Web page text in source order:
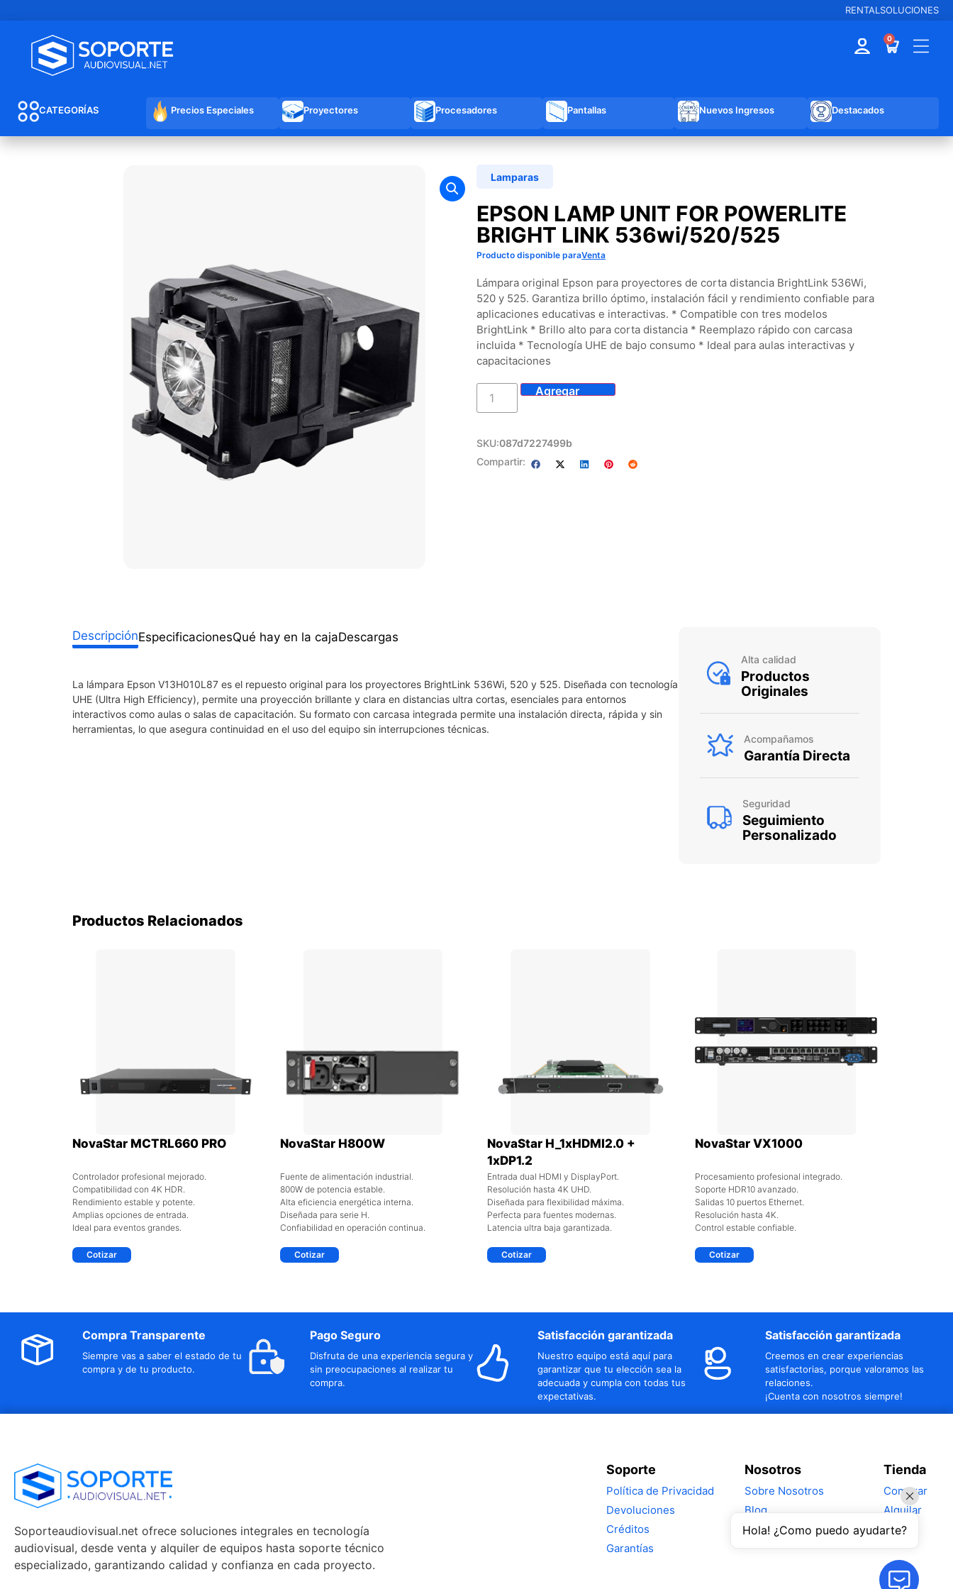
RENTAL SOLUCIONES
0
CATEGORÍAS Precios Especiales Proyectores Procesadores Pantallas Nuevos Ingresos Destacados
Lamparas
EPSON LAMP UNIT FOR POWERLITE
BRIGHT LINK 536wi/520/525
Producto disponible paraVenta
Lámpara original Epson para proyectores de corta distancia BrightLink 536Wi,
520 y 525. Garantiza brillo óptimo, instalación fácil y rendimiento confiable para
aplicaciones educativas e interactivas. * Compatible con tres modelos
BrightLink * Brillo alto para corta distancia * Reemplazo rápido con carcasa
incluida * Tecnología UHE de bajo consumo * Ideal para aulas interactivas y
capacitaciones
SKU:087d7227499b
Compartir:
DescripciónEspecificacionesQué hay en la cajaDescargas
La lámpara Epson V13H010L87 es el repuesto original para los proyectores BrightLink 536Wi, 520 y 525. Diseñada con tecnología
UHE (Ultra High Efficiency), permite una proyección brillante y clara en distancias ultra cortas, esenciales para entornos
interactivos como aulas o salas de capacitación. Su formato con carcasa integrada permite una instalación directa, rápida y sin
herramientas, lo que asegura continuidad en el uso del equipo sin interrupciones técnicas.
Alta calidad
Productos
Originales
Acompañamos
Garantía Directa
Seguridad
Seguimiento
Personalizado
Productos Relacionados
NovaStar MCTRL660 PRO
Controlador profesional mejorado.
Compatibilidad con 4K HDR.
Rendimiento estable y potente.
Amplias opciones de entrada.
Ideal para eventos grandes.
Cotizar
NovaStar H800W
Fuente de alimentación industrial.
800W de potencia estable.
Alta eficiencia energética interna.
Diseñada para serie H.
Confiabilidad en operación continua.
Cotizar
NovaStar H_1xHDMI2.0 +
1xDP1.2
Entrada dual HDMI y DisplayPort.
Resolución hasta 4K UHD.
Diseñada para flexibilidad máxima.
Perfecta para fuentes modernas.
Latencia ultra baja garantizada.
Cotizar
NovaStar VX1000
Procesamiento profesional integrado.
Soporte HDR10 avanzado.
Salidas 10 puertos Ethernet.
Resolución hasta 4K.
Control estable confiable.
Cotizar
Compra Transparente
Siempre vas a saber el estado de tu
compra y de tu producto.
Pago Seguro
Disfruta de una experiencia segura y
sin preocupaciones al realizar tu
compra.
Satisfacción garantizada
Nuestro equipo está aquí para
garantizar que tu elección sea la
adecuada y cumpla con todas tus
expectativas.
Satisfacción garantizada
Creemos en crear experiencias
satisfactorias, porque valoramos las
relaciones.
¡Cuenta con nosotros siempre!
Soporteaudiovisual.net ofrece soluciones integrales en tecnología
audiovisual, desde venta y alquiler de equipos hasta soporte técnico
especializado, garantizando calidad y confianza en cada proyecto.
Soporte
Política de Privacidad
Devoluciones
Créditos
Garantías
Nosotros
Sobre Nosotros
Blog
Tienda
Comprar
Alquilar
Hola! ¿Como puedo ayudarte?